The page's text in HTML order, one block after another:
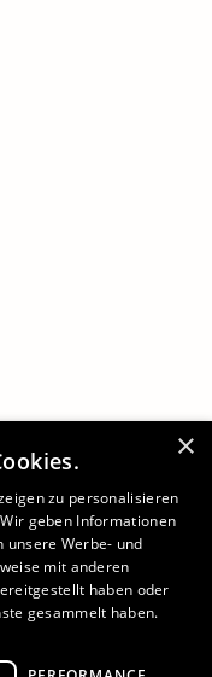
×
zu personalisieren
geben Informationen
unsere Werbe- und
mit anderen
haben oder
gesammelt haben.